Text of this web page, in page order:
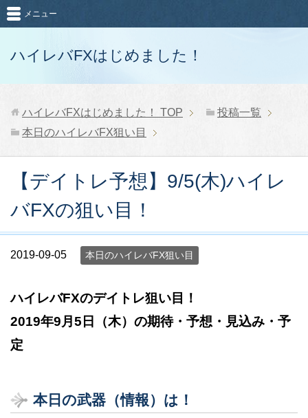
ハイレバFXはじめました！
メニュー
ハイレバFXはじめました！ TOP
投稿一覧
本日のハイレバFX狙い目
【デイトレ予想】9/5(木)ハイレ
バFXの狙い目！
2019-09-05 本日のハイレバFX狙い目
ハイレバFXのデイトレ狙い目！
2019年9月5日（木）の期待・予想・見込み・予
定
本日の武器（情報）は！